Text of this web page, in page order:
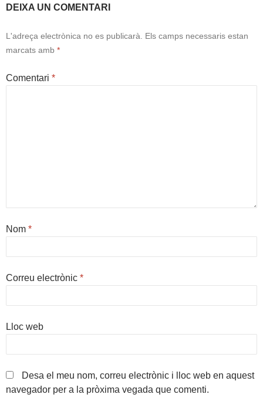
DEIXA UN COMENTARI
L'adreça electrònica no es publicarà.
Els camps necessaris estan
marcats amb *
Comentari *
Nom *
Correu electrònic *
Lloc web
Desa el meu nom, correu electrònic i lloc web en aquest
navegador per a la pròxima vegada que comenti.